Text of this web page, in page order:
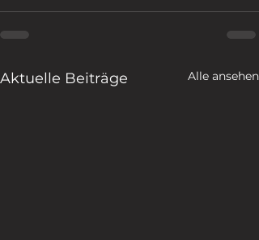
Aktuelle Beiträge Alle ansehen